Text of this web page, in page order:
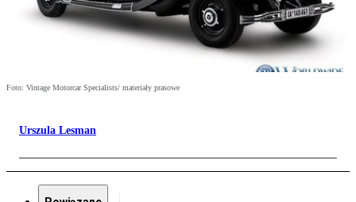
Foto: Vintage Motorcar Specialists/ materiały prasowe
Urszula Lesman